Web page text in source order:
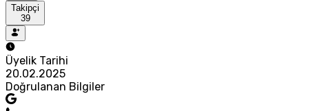
Takipçi
39
Üyelik Tarihi
20.02.2025
Doğrulanan Bilgiler